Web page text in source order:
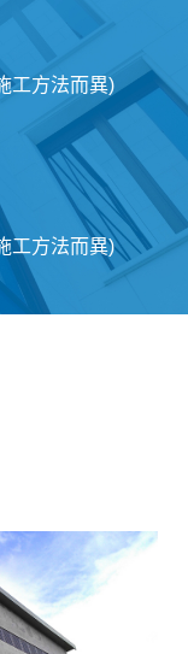
工方法而異)
工方法而異)